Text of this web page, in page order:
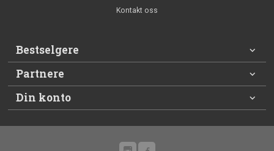
Kontakt oss
Bestselgere
Partnere
Din konto